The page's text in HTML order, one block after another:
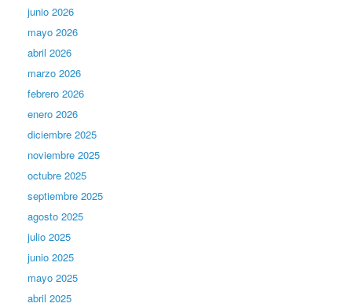
junio 2026
mayo 2026
abril 2026
marzo 2026
febrero 2026
enero 2026
diciembre 2025
noviembre 2025
octubre 2025
septiembre 2025
agosto 2025
julio 2025
junio 2025
mayo 2025
abril 2025